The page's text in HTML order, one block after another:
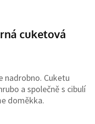
cuketová
nadrobno. Cuketu
a společně s cibulí
doměkka.